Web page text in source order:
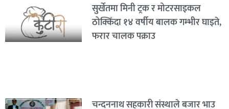
सुर्खेतमा मिनी ट्रक र मोटरसाइकल
ठोक्किँदा १४ वर्षीय बालक गम्भीर घाइते,
फरार चालक पक्राउ
चन्दननाथ सहकारी संस्थाले बजार भाउ